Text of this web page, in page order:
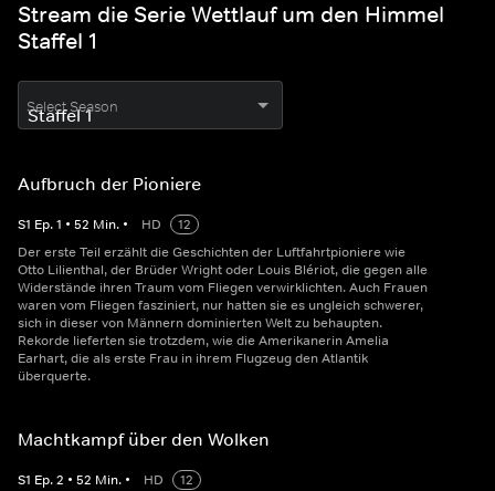
Stream die Serie Wettlauf um den Himmel
Staffel 1
Select Season
Aufbruch der Pioniere
S1 Ep.1 • 52 Min. • HD
12
Der erste Teil erzählt die Geschichten der Luftfahrtpioniere wie
Otto Lilienthal, der Brüder Wright oder Louis Blériot, die gegen alle
Widerstände ihren Traum vom Fliegen verwirklichten. Auch Frauen
waren vom Fliegen fasziniert, nur hatten sie es ungleich schwerer,
sich in dieser von Männern dominierten Welt zu behaupten.
Rekorde lieferten sie trotzdem, wie die Amerikanerin Amelia
Earhart, die als erste Frau in ihrem Flugzeug den Atlantik
überquerte.
Machtkampf über den Wolken
S1 Ep.2 • 52 Min. • HD
12